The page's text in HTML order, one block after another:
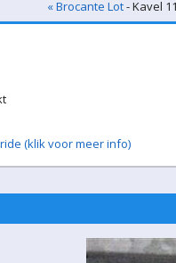
« Brocante Lot- Kavel
(klik voor meer info)